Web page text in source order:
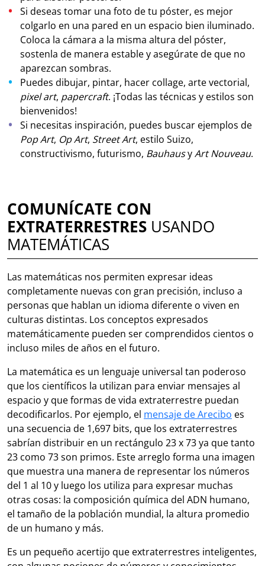
Si deseas tomar una foto de tu póster, es mejor
colgarlo en una pared en un espacio bien iluminado.
Coloca la cámara a la misma altura del póster,
sostenla de manera estable y asegúrate de que no
aparezcan sombras.
Puedes dibujar, pintar, hacer collage, arte vectorial,
pixel art, papercraft. ¡Todas las técnicas y estilos son
bienvenidos!
Si necesitas inspiración, puedes buscar ejemplos de
Pop Art, Op Art, Street Art, estilo Suizo,
constructivismo, futurismo, BauhausyArt Nouveau.
COMUNÍCATE CON
EXTRATERRESTRES USANDO
MATEMÁTICAS
Las matemáticas nos permiten expresar ideas
completamente nuevas con gran precisión, incluso a
personas que hablan un idioma diferente o viven en
culturas distintas. Los conceptos expresados
matemáticamente pueden ser comprendidos cientos o
incluso miles de años en el futuro.
La matemática es un lenguaje universal tan poderoso
que los científicos la utilizan para enviar mensajes al
espacio y que formas de vida extraterrestre puedan
decodificarlos. Por ejemplo, el mensaje de Arecibo es
una secuencia de 1,697 bits, que los extraterrestres
sabrían distribuir en un rectángulo 23 x 73 ya que tanto
23 como 73 son primos. Este arreglo forma una imagen
que muestra una manera de representar los números
del 1 al 10 y luego los utiliza para expresar muchas
otras cosas: la composición química del ADN humano,
el tamaño de la población mundial, la altura promedio
de un humano y más.
Es un pequeño acertijo que extraterrestres inteligentes,